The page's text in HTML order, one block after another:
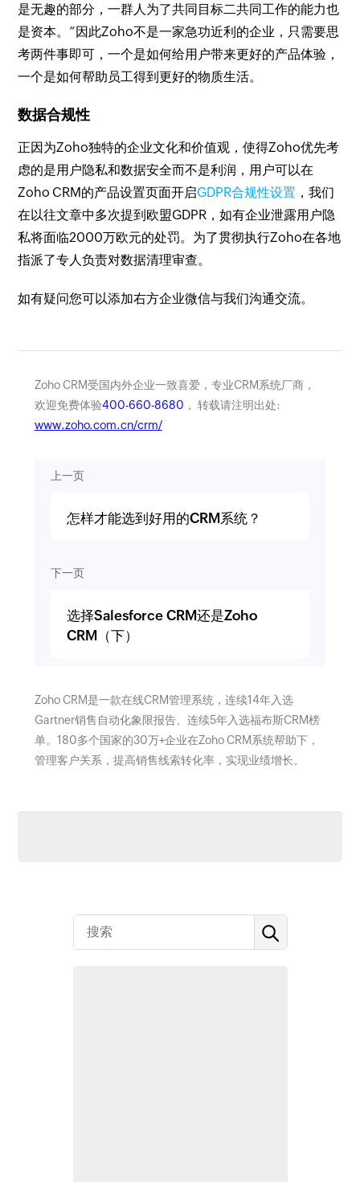
是无趣的部分，一群人为了共同目标二共同工作的能力也
是资本。”因此Zoho不是一家急功近利的企业，只需要思
考两件事即可，一个是如何给用户带来更好的产品体验，
一个是如何帮助员工得到更好的物质生活。
数据合规性
正因为Zoho独特的企业文化和价值观，使得Zoho优先考
虑的是用户隐私和数据安全而不是利润，用户可以在
Zoho CRM的产品设置页面开启GDPR合规性设置 ，我们
在以往文章中多次提到欧盟GDPR，如有企业泄露用户隐
私将面临2000万欧元的处罚。为了贯彻执行Zoho在各地
指派了专人负责对数据清理审查。
如有疑问您可以添加右方企业微信与我们沟通交流。
Zoho CRM受国内外企业一致喜爱，专业CRM系统厂商，
欢迎免费体验400-660-8680 ， 转载请注明出处:
www.zoho.com.cn/crm/
上一页
怎样才能选到好用的CRM系统？
下一页
选择Salesforce CRM还是Zoho
CRM（下）
Zoho CRM是一款在线CRM管理系统，连续14年入选
Gartner销售自动化象限报告、连续5年入选福布斯CRM榜
单。180多个国家的30万+企业在Zoho CRM系统帮助下，
管理客户关系，提高销售线索转化率，实现业绩增长。